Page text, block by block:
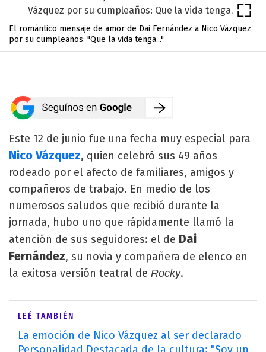
El romántico mensaje de amor de Dai Fernández a Nico Vázquez
por su cumpleaños: "Que la vida tenga..."
Este 12 de junio fue una fecha muy especial para
Nico Vázquez, quien celebró sus 49 años
rodeado por el afecto de familiares, amigos y
compañeros de trabajo. En medio de los
numerosos saludos que recibió durante la
jornada, hubo uno que rápidamente llamó la
atención de sus seguidores: el de Dai
Fernández, su novia y compañera de elenco en
la exitosa versión teatral de Rocky.
LEÉ TAMBIÉN
La emoción de Nico Vázquez al ser declarado